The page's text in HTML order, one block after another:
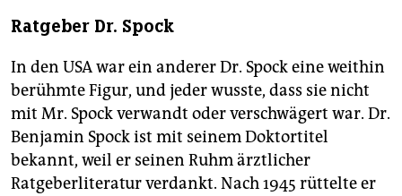
Ratgeber Dr. Spock
In den USA war ein anderer Dr. Spock eine weithin
berühmte Figur, und jeder wusste, dass sie nicht
mit Mr. Spock verwandt oder verschwägert war. Dr.
Benjamin Spock ist mit seinem Doktortitel
bekannt, weil er seinen Ruhm ärztlicher
Ratgeberliteratur verdankt. Nach 1945 rüttelte er